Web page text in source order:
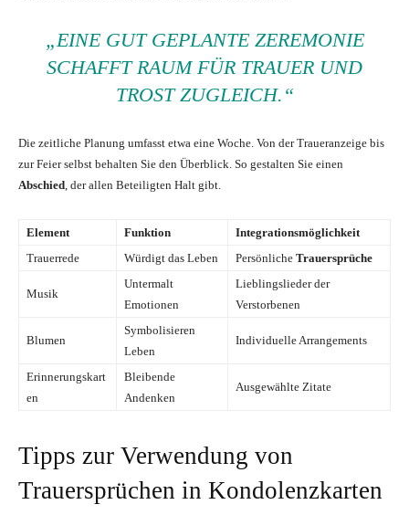
„EINE GUT GEPLANTE ZEREMONIE
SCHAFFT RAUM FÜR TRAUER UND
TROST ZUGLEICH.“
Die zeitliche Planung umfasst etwa eine Woche. Von der Traueranzeige bis
zur Feier selbst behalten Sie den Überblick. So gestalten Sie einen
Abschied, der allen Beteiligten Halt gibt.
Element Funktion
Integrationsmöglichkeit
Trauerrede
Würdigt das Leben Persönliche Trauersprüche
Musik
Untermalt
Emotionen
Lieblingslieder der
Verstorbenen
Blumen
Symbolisieren
Leben
Individuelle Arrangements
Erinnerungskart
en
Bleibende
Andenken
Ausgewählte Zitate
Tipps zur Verwendung von
Trauersprüchen in Kondolenzkarten